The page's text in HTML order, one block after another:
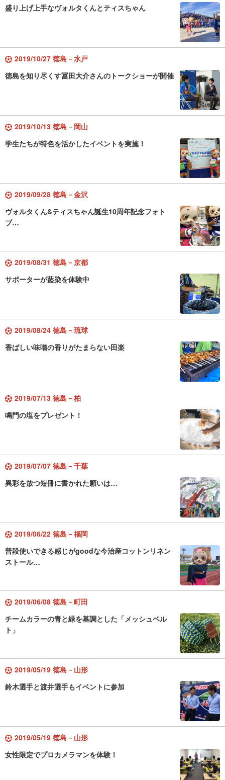
盛り上げ上手なヴォルタくんとティスちゃん
2019/10/27 徳島－水戸
徳島を知り尽くす冨田大介さんのトークショーが開催
2019/10/13 徳島－岡山
学生たちが特色を活かしたイベントを実施！
2019/09/28 徳島－金沢
ヴォルタくん&ティスちゃん誕生10周年記念フォト
ブ…
2019/08/31 徳島－京都
サポーターが藍染を体験中
2019/08/24 徳島－琉球
香ばしい味噌の香りがたまらない田楽
2019/07/13 徳島－柏
鳴門の塩をプレゼント！
2019/07/07 徳島－千葉
異彩を放つ短冊に書かれた願いは…
2019/06/22 徳島－福岡
普段使いできる感じがgoodな今治産コットンリネン
ストール…
2019/06/08 徳島－町田
チームカラーの青と緑を基調とした「メッシュベル
ト」
2019/05/19 徳島－山形
鈴木選手と渡井選手もイベントに参加
2019/05/19 徳島－山形
女性限定でプロカメラマンを体験！